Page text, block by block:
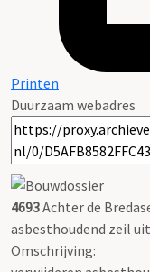
Printen
Duurzaam webadres
4693Achter de
asbesthoudend zeil
Omschrijving: